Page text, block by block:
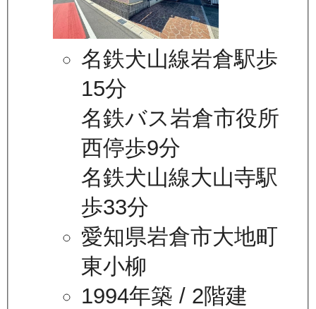
名鉄犬山線岩倉駅歩
15分
名鉄バス岩倉市役所
西停歩9分
名鉄犬山線大山寺駅
歩33分
愛知県岩倉市大地町
東小柳
1994年築 / 2階建